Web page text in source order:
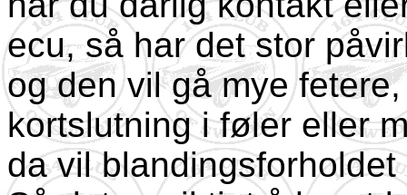
ecu, så har det stor
og den vil gå mye
kortslutning i føler eller
da vil